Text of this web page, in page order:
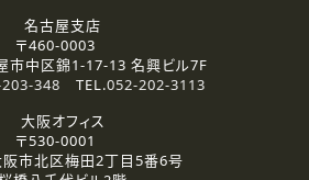
名古屋支店
〒460-0003
市中区錦1-17-13 名興ビル7F
348 TEL.052-202-3113
大阪オフィス
〒530-0001
市北区梅田2丁目5番6号